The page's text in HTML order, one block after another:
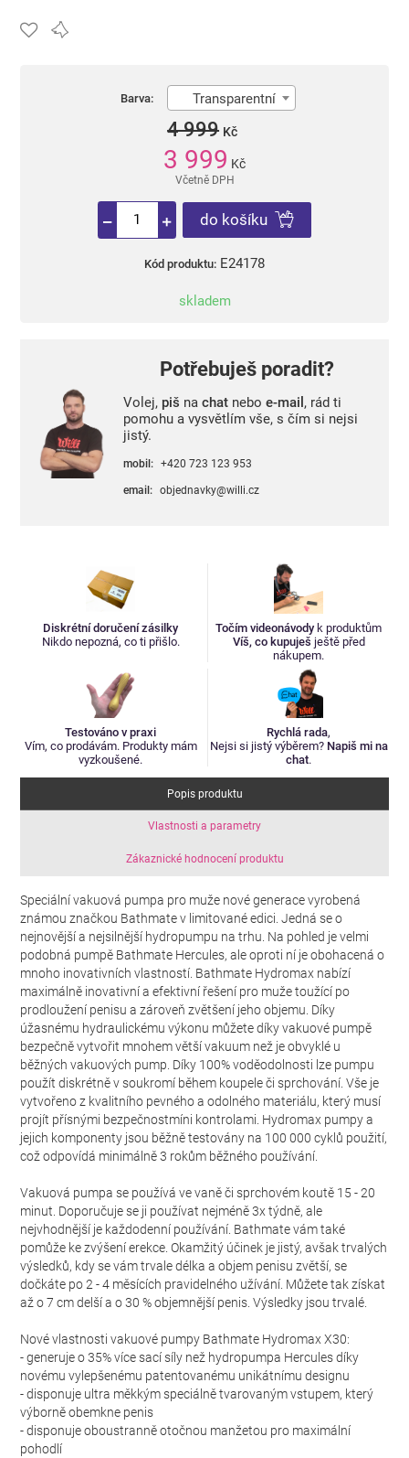
Barva: Transparentní
4 999 Kč
3 999 Kč
Včetně DPH
do košíku
Kód produktu: E24178
skladem
Potřebuješ poradit?
Volej, piš na chatnebo e-mail , rád ti
pomohu a vysvětlím vše, s čím si nejsi
jistý.
mobil: +420 723 123 953
email: objednavky@willi.cz
Diskrétní doručení zásilky
Nikdo nepozná, co ti přišlo.
Točím videonávody k produktům
Víš, co kupuješ ještě před
nákupem.
Testováno v praxi
Vím, co prodávám. Produkty mám
vyzkoušené.
Rychlá rada,
Nejsi si jistý výběrem? Napiš mi na
chat.
Popis produktu
Vlastnosti a parametry
Zákaznické hodnocení produktu
Speciální vakuová pumpa pro muže nové generace vyrobená
známou značkou Bathmate v limitované edici. Jedná se o
nejnovější a nejsilnější hydropumpu na trhu. Na pohled je velmi
podobná pumpě Bathmate Hercules, ale oproti ní je obohacená o
mnoho inovativních vlastností. Bathmate Hydromax nabízí
maximálně inovativní a efektivní řešení pro muže toužící po
prodloužení penisu a zároveň zvětšení jeho objemu. Díky
úžasnému hydraulickému výkonu můžete díky vakuové pumpě
bezpečně vytvořit mnohem větší vakuum než je obvyklé u
běžných vakuových pump. Díky 100% voděodolnosti lze pumpu
použít diskrétně v soukromí během koupele či sprchování. Vše je
vytvořeno z kvalitního pevného a odolného materiálu, který musí
projít přísnými bezpečnostmíni kontrolami. Hydromax pumpy a
jejich komponenty jsou běžně testovány na 100 000 cyklů použití,
což odpovídá minimálně 3 rokům běžného používání.
Vakuová pumpa se používá ve vaně či sprchovém koutě 15 - 20
minut. Doporučuje se ji používat nejméně 3x týdně, ale
nejvhodnější je každodenní používání. Bathmate vám také
pomůže ke zvýšení erekce. Okamžitý účinek je jistý, avšak trvalých
výsledků, kdy se vám trvale délka a objem penisu zvětší, se
dočkáte po 2 - 4 měsících pravidelného užívání. Můžete tak získat
až o 7 cm delší a o 30 % objemnější penis. Výsledky jsou trvalé.
Nové vlastnosti vakuové pumpy Bathmate Hydromax X30:
- generuje o 35% více sací síly než hydropumpa Hercules díky
novému vylepšenému patentovanému unikátnímu designu
- disponuje ultra měkkým speciálně tvarovaným vstupem, který
výborně obemkne penis
- disponuje oboustranně otočnou manžetou pro maximální
pohodlí